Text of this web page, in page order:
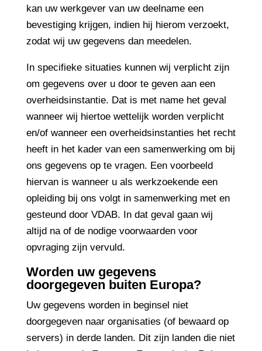
kan uw werkgever van uw deelname een
bevestiging krijgen, indien hij hierom verzoekt,
zodat wij uw gegevens dan meedelen.
In specifieke situaties kunnen wij verplicht zijn
om gegevens over u door te geven aan een
overheidsinstantie. Dat is met name het geval
wanneer wij hiertoe wettelijk worden verplicht
en/of wanneer een overheidsinstanties het recht
heeft in het kader van een samenwerking om bij
ons gegevens op te vragen. Een voorbeeld
hiervan is wanneer u als werkzoekende een
opleiding bij ons volgt in samenwerking met en
gesteund door VDAB. In dat geval gaan wij
altijd na of de nodige voorwaarden voor
opvraging zijn vervuld.
Worden uw gegevens
doorgegeven buiten Europa?
Uw gegevens worden in beginsel niet
doorgegeven naar organisaties (of bewaard op
servers) in derde landen. Dit zijn landen die niet